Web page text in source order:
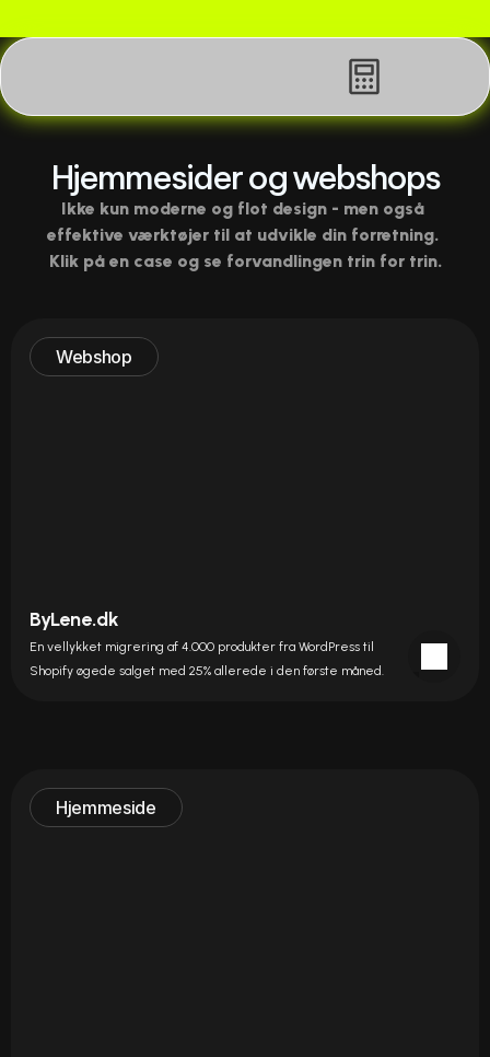
Hjemmesider og webshops
Ikke kun moderne og flot design - men også
effektive værktøjer til at udvikle din forretning.
Klik på en case og se forvandlingen trin for trin.
Webshop
ByLene.dk
En vellykket migrering af 4.000 produkter fra WordPress til
Shopify øgede salget med 25% allerede i den første måned.
Hjemmeside